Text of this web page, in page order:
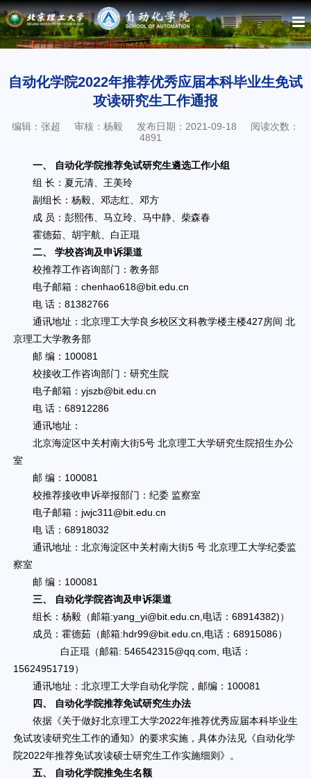
自动化学院2022年推荐优秀应届本科毕业生免试
攻读研究生工作通报
编辑：张超 审核：杨毅 发布日期：2021-09-18
阅读次数：
4891
一、 自动化学院推荐免试研究生遴选工作小组
组 长：夏元清、王美玲
副组长：杨毅、邓志红、邓方
成 员：彭熙伟、马立玲、马中静、柴森春
霍德茹、胡宇航、白正琨
二、 学校咨询及申诉渠道
校推荐工作咨询部门：教务部
电子邮箱：chenhao618@bit.edu.cn
电 话：81382766
通讯地址：北京理工大学良乡校区文科教学楼主楼427房间 北
京理工大学教务部
邮 编：100081
校接收工作咨询部门：研究生院
电子邮箱：yjszb@bit.edu.cn
电 话：68912286
通讯地址：
北京海淀区中关村南大街5号 北京理工大学研究生院招生办公
室
邮 编：100081
校推荐接收申诉举报部门：纪委 监察室
电子邮箱：jwjc311@bit.edu.cn
电 话：68918032
通讯地址：北京海淀区中关村南大街5 号 北京理工大学纪委监
察室
邮 编：100081
三、 自动化学院咨询及申诉渠道
组长：杨毅（邮箱:yang_yi@bit.edu.cn,电话：68914382)）
成员：霍德茹（邮箱:hdr99@bit.edu.cn,电话：68915086）
白正琨（邮箱: 546542315@qq.com, 电话：
15624951719）
通讯地址：北京理工大学自动化学院，邮编：100081
四、 自动化学院推荐免试研究生办法
依据《关于做好北京理工大学2022年推荐优秀应届本科毕业生
免试攻读研究生工作的通知》的要求实施，具体办法见《自动化学
院2022年推荐免试攻读硕士研究生工作实施细则》。
五、 自动化学院推免生名额